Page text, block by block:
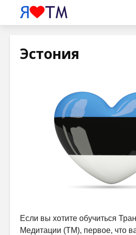
Эстония
Если вы хотите обучиться
Медитации (ТМ), первое, что